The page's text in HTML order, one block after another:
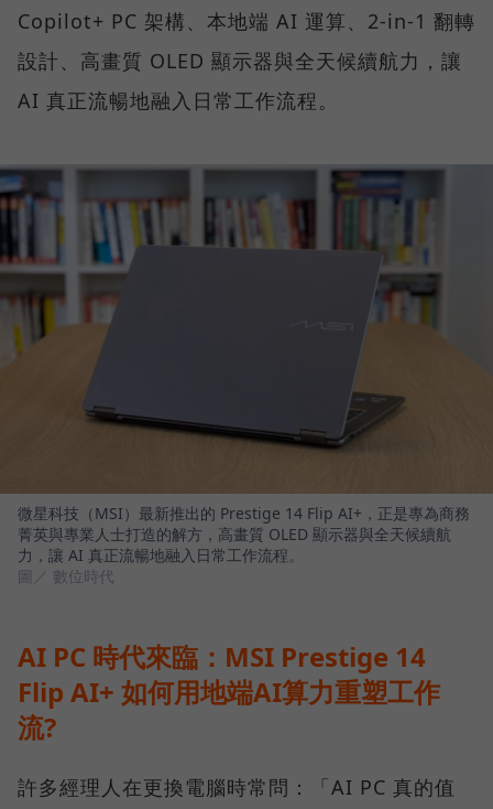
Copilot+ PC 架構、本地端 AI 運算、2-in-1 翻轉
設計、高畫質 OLED 顯示器與全天候續航力，讓
AI 真正流暢地融入日常工作流程。
微星科技（MSI）最新推出的 Prestige 14 Flip AI+，正是專為商務
菁英與專業人士打造的解方，高畫質 OLED 顯示器與全天候續航
力，讓 AI 真正流暢地融入日常工作流程。
圖／ 數位時代
AI PC 時代來臨：MSI Prestige 14
Flip AI+ 如何用地端AI算力重塑工作
流?
許多經理人在更換電腦時常問：「AI PC 真的值